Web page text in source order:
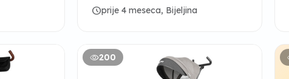
scheduleprije 4 meseca, Bijeljina
200